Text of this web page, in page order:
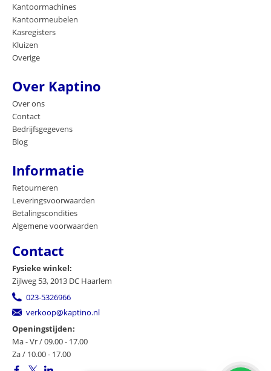
Kantoormachines
Kantoormeubelen
Kasregisters
Kluizen
Overige
Over Kaptino
Over ons
Contact
Bedrijfsgegevens
Blog
Informatie
Retourneren
Leveringsvoorwaarden
Betalingscondities
Algemene voorwaarden
Contact
Fysieke winkel:
Zijlweg 53, 2013 DC Haarlem
023-5326966
verkoop@kaptino.nl
Openingstijden:
Ma - Vr / 09.00 - 17.00
Za / 10.00 - 17.00